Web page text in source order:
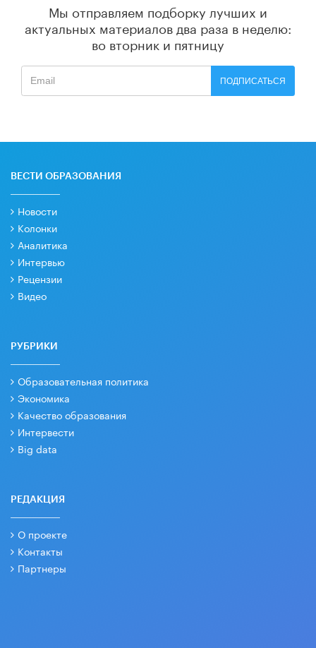
Мы отправляем подборку лучших и
актуальных материалов два раза в неделю:
во вторник и пятницу
ПОДПИСАТЬСЯ
ВЕСТИ ОБРАЗОВАНИЯ
Новости
Колонки
Аналитика
Интервью
Рецензии
Видео
РУБРИКИ
Образовательная политика
Экономика
Качество образования
Интервести
Big data
РЕДАКЦИЯ
О проекте
Контакты
Партнеры